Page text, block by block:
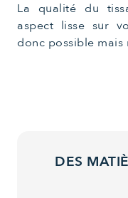
La qualité du
aspect lisse sur
donc possible mais
DES